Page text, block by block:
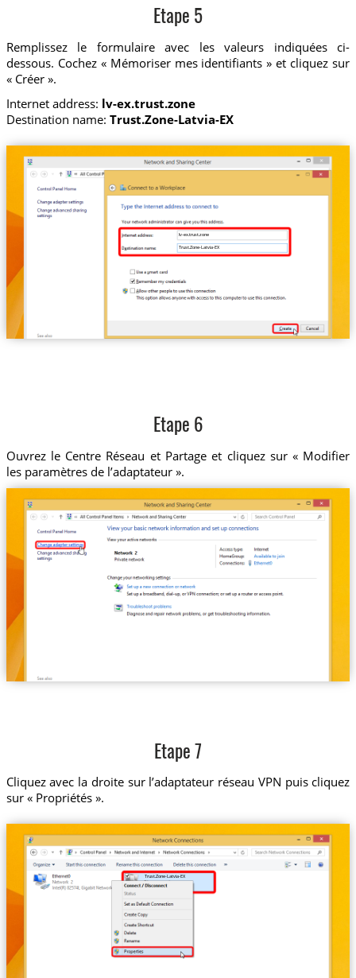
Etape 5
Remplissez le formulaire avec les valeurs indiquées ci-
dessous. Cochez « Mémoriser mes identifiants » et cliquez sur
« Créer ».
Internet address: lv-ex.trust.zone
Destination name: Trust.Zone-Latvia-EX
lv-ex.trust.zone
Trust.Zone-Latvia-EX
Etape 6
Ouvrez le Centre Réseau et Partage et cliquez sur « Modifier
les paramètres de l’adaptateur ».
Etape 7
Cliquez avec la droite sur l’adaptateur réseau VPN puis cliquez
sur « Propriétés ».
Trust.Zone-Latvia-EX